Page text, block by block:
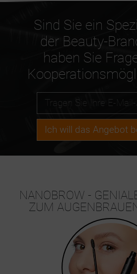
Sind Sie ein
der Beauty-
haben Sie
Ich will das Angebot
NANOBROW -
ZUM